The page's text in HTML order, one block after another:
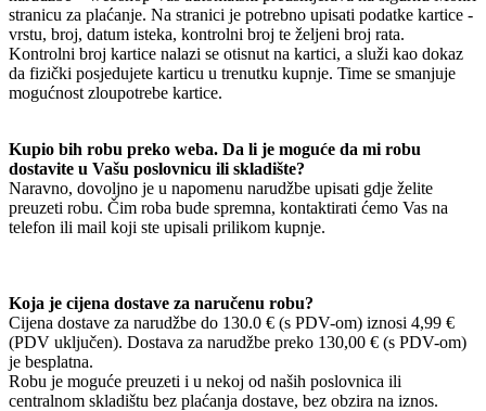
stranicu za plaćanje. Na stranici je potrebno upisati podatke kartice -
vrstu, broj, datum isteka, kontrolni broj te željeni broj rata.
Kontrolni broj kartice nalazi se otisnut na kartici, a služi kao dokaz
da fizički posjedujete karticu u trenutku kupnje. Time se smanjuje
mogućnost zloupotrebe kartice.
Kupio bih robu preko weba. Da li je moguće da mi robu
dostavite u Vašu poslovnicu ili skladište?
Naravno, dovoljno je u napomenu narudžbe upisati gdje želite
preuzeti robu. Čim roba bude spremna, kontaktirati ćemo Vas na
telefon ili mail koji ste upisali prilikom kupnje.
Koja je cijena dostave za naručenu robu?
Cijena dostave za narudžbe do 130.0 € (s PDV-om) iznosi 4,99 €
(PDV uključen). Dostava za narudžbe preko 130,00 € (s PDV-om)
je besplatna.
Robu je moguće preuzeti i u nekoj od naših poslovnica ili
centralnom skladištu bez plaćanja dostave, bez obzira na iznos.